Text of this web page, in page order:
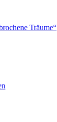
Träume“